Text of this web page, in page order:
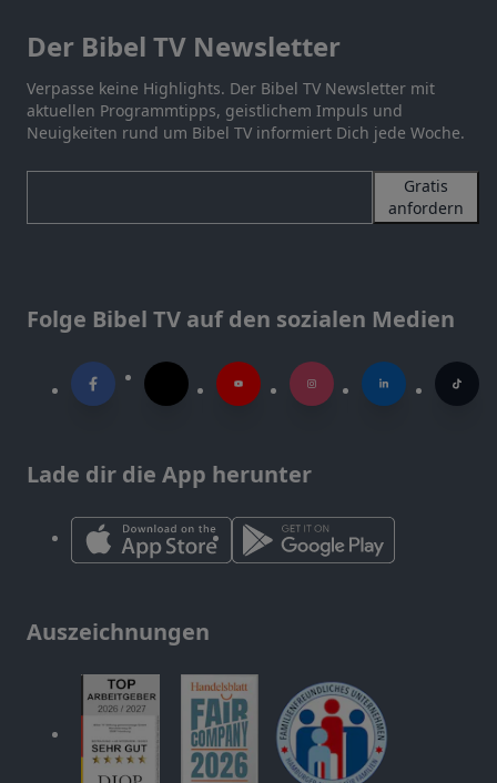
Der Bibel TV Newsletter
Verpasse keine Highlights. Der Bibel TV Newsletter mit
aktuellen Programmtipps, geistlichem Impuls und
Neuigkeiten rund um Bibel TV informiert Dich jede Woche.
Gratis
anfordern
Folge Bibel TV auf den sozialen Medien
Lade dir die App herunter
Auszeichnungen